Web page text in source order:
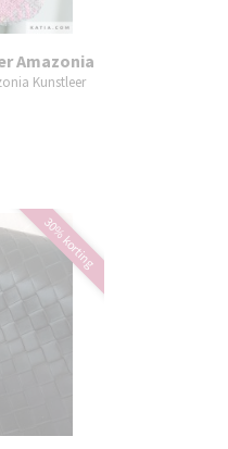
Amazonia
Kunstleer
30% korting